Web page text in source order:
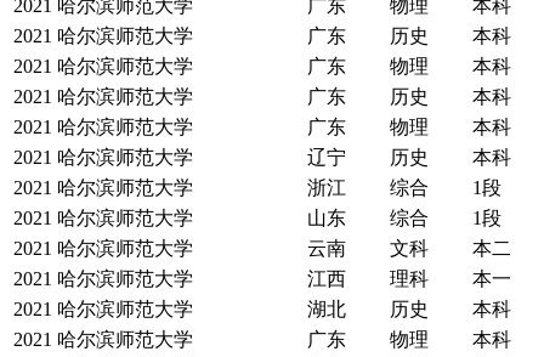
2021 哈尔滨师范大学 广东 物理
本科
2021 哈尔滨师范大学 广东 历史
本科
2021 哈尔滨师范大学 广东 物理
本科
2021 哈尔滨师范大学 广东 历史
本科
2021 哈尔滨师范大学 广东 物理
本科
2021 哈尔滨师范大学 辽宁 历史
本科
2021 哈尔滨师范大学 浙江 综合
1段
2021 哈尔滨师范大学 山东 综合
1段
2021 哈尔滨师范大学 云南 文科
本二
2021 哈尔滨师范大学 江西 理科
本一
2021 哈尔滨师范大学 湖北 历史
本科
2021 哈尔滨师范大学 广东 物理
本科